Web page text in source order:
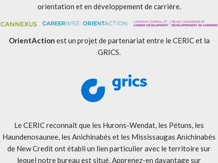
orientation et en développement de carrière.
OrientAction est un projet de partenariat entre le CERIC et la
GRICS.
Le CERIC reconnaît que les Hurons-Wendat, les Pétuns, les
Haundenosaunee, les Anichinabés et les Mississaugas Anichinabés
de New Credit ont établi un lien particulier avec le territoire sur
lequel notre bureau est situé. Apprenez-en davantage sur